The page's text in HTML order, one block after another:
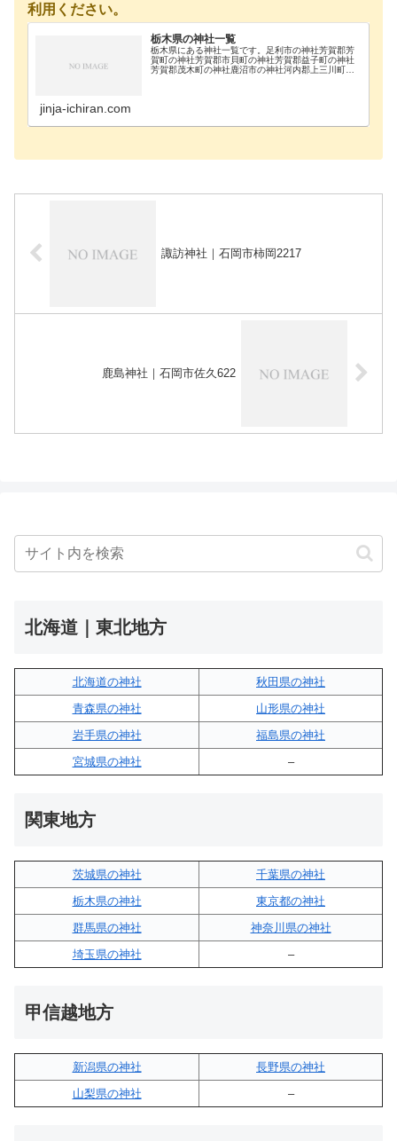
利用ください。
栃木県の神社一覧
栃木県にある神社一覧です。足利市の神社芳賀郡芳
賀町の神社芳賀郡市貝町の神社芳賀郡益子町の神社
芳賀郡茂木町の神社鹿沼市の神社河内郡上三川町の
jinja-ichiran.com
諏訪神社｜石岡市柿岡2217
鹿島神社｜石岡市佐久622
北海道｜東北地方
北海道の神社
秋田県の神社
青森県の神社
山形県の神社
岩手県の神社
福島県の神社
宮城県の神社
–
関東地方
茨城県の神社
千葉県の神社
栃木県の神社
東京都の神社
群馬県の神社
神奈川県の神社
埼玉県の神社
–
甲信越地方
新潟県の神社
長野県の神社
山梨県の神社
–